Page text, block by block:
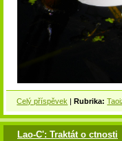
Celý příspěvek |Rubrika:
Lao-C': Traktát o ctnosti